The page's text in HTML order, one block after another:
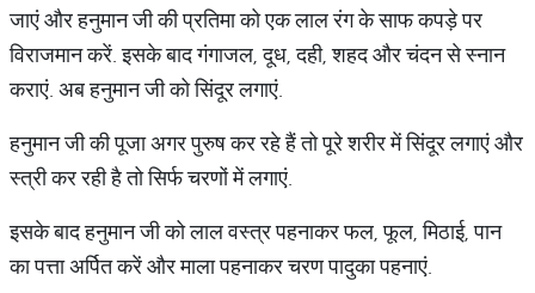
जाएं और हनुमान जी की प्रतिमा को एक लाल रंग के साफ कपड़े पर
विराजमान करें. इसके बाद गंगाजल, दूध, दही, शहद और चंदन से स्नान
कराएं. अब हनुमान जी को सिंदूर लगाएं.
हनुमान जी की पूजा अगर पुरुष कर रहे हैं तो पूरे शरीर में सिंदूर लगाएं और
स्त्री कर रही है तो सिर्फ चरणों में लगाएं.
इसके बाद हनुमान जी को लाल वस्त्र पहनाकर फल, फूल, मिठाई, पान
का पत्ता अर्पित करें और माला पहनाकर चरण पादुका पहनाएं.